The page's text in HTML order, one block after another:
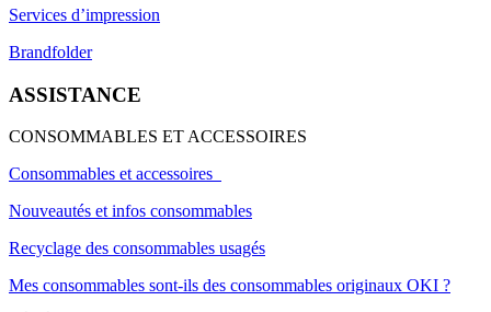
Services d’impression
Brandfolder
ASSISTANCE
CONSOMMABLES ET ACCESSOIRES
Consommables et accessoires
Nouveautés et infos consommables
Recyclage des consommables usagés
Mes consommables sont-ils des consommables originaux OKI ?